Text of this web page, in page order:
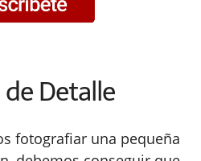
Detalle
fotografiar una pequeña